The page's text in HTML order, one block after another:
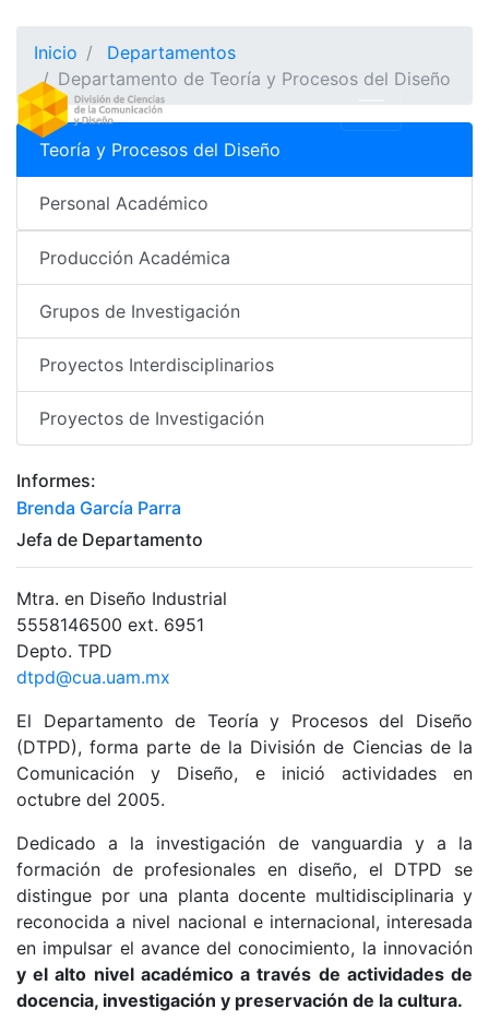
Inicio
Departamentos
Departamento de Teoría y Procesos del Diseño
Teoría y Procesos del Diseño
Personal Académico
Producción Académica
Grupos de Investigación
Proyectos Interdisciplinarios
Proyectos de Investigación
Informes:
Brenda García Parra
Jefa de Departamento
Mtra. en Diseño Industrial
5558146500 ext. 6951
Depto. TPD
dtpd@cua.uam.mx
El Departamento de Teoría y Procesos del Diseño
(DTPD), forma parte de la División de Ciencias de la
Comunicación y Diseño, e inició actividades en
octubre del 2005.
Dedicado a la investigación de vanguardia y a la
formación de profesionales en diseño, el DTPD se
distingue por una planta docente multidisciplinaria y
reconocida a nivel nacional e internacional, interesada
en impulsar el avance del conocimiento, la innovación
y el alto nivel académico a través de actividades de
docencia, investigación y preservación de la cultura.